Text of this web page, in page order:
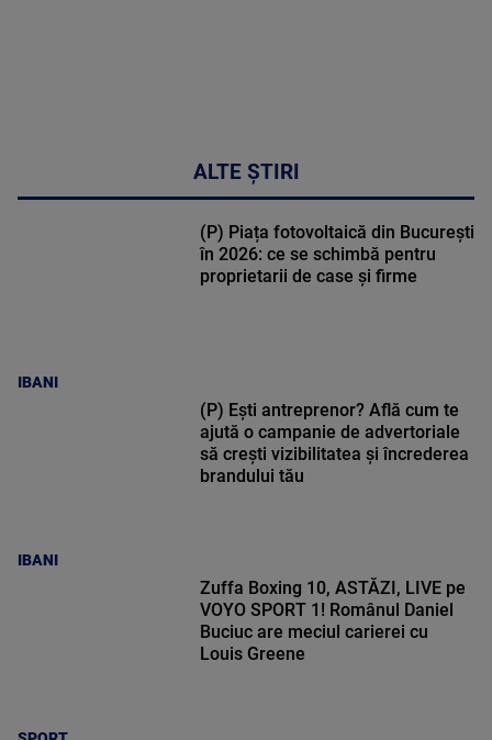
ALTE ȘTIRI
IBANI
(P) Piața fotovoltaică din București
în 2026: ce se schimbă pentru
proprietarii de case și firme
IBANI
(P) Ești antreprenor? Află cum te
ajută o campanie de advertoriale
să crești vizibilitatea și încrederea
brandului tău
Zuffa Boxing 10, ASTĂZI, LIVE pe
VOYO SPORT 1! Românul Daniel
Buciuc are meciul carierei cu
Louis Greene